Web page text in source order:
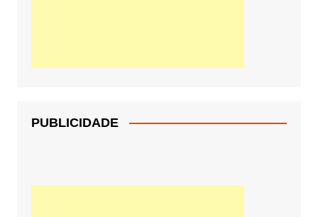
PUBLICIDADE